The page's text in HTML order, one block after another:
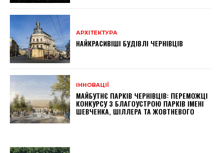
АРХІТЕКТУРА
НАЙКРАСИВІШІ БУДІВЛІ ЧЕРНІВЦІВ
ІННОВАЦІЇ
МАЙБУТНЄ ПАРКІВ ЧЕРНІВЦІВ: ПЕРЕМОЖЦІ
КОНКУРСУ З БЛАГОУСТРОЮ ПАРКІВ ІМЕНІ
ШЕВЧЕНКА, ШІЛЛЕРА ТА ЖОВТНЕВОГО